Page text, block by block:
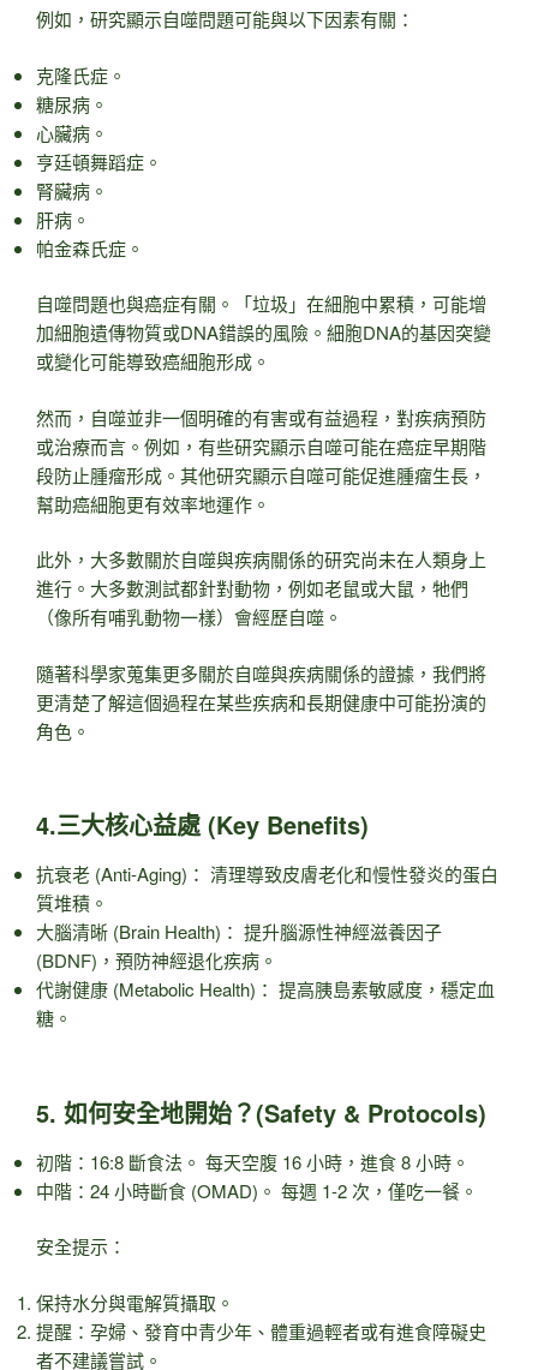
例如，研究顯示自噬問題可能與以下因素有關：
克隆氏症。
糖尿病。
心臟病。
亨廷頓舞蹈症。
腎臟病。
肝病。
帕金森氏症。
自噬問題也與癌症有關。「垃圾」在細胞中累積，可能增
加細胞遺傳物質或DNA錯誤的風險。細胞DNA的基因突變
或變化可能導致癌細胞形成。
然而，自噬並非一個明確的有害或有益過程，對疾病預防
或治療而言。例如，有些研究顯示自噬可能在癌症早期階
段防止腫瘤形成。其他研究顯示自噬可能促進腫瘤生長，
幫助癌細胞更有效率地運作。
此外，大多數關於自噬與疾病關係的研究尚未在人類身上
進行。大多數測試都針對動物，例如老鼠或大鼠，牠們
（像所有哺乳動物一樣）會經歷自噬。
隨著科學家蒐集更多關於自噬與疾病關係的證據，我們將
更清楚了解這個過程在某些疾病和長期健康中可能扮演的
角色。
4.三大核心益處 (Key Benefits)
抗衰老 (Anti-Aging)： 清理導致皮膚老化和慢性發炎的蛋白
質堆積。
大腦清晰 (Brain Health)： 提升腦源性神經滋養因子
(BDNF)，預防神經退化疾病。
代謝健康 (Metabolic Health)： 提高胰島素敏感度，穩定血
糖。
5. 如何安全地開始？(Safety & Protocols)
初階：16:8 斷食法。 每天空腹 16 小時，進食 8 小時。
中階：24 小時斷食 (OMAD)。 每週 1-2 次，僅吃一餐。
安全提示：
保持水分與電解質攝取。
提醒：孕婦、發育中青少年、體重過輕者或有進食障礙史
者不建議嘗試。